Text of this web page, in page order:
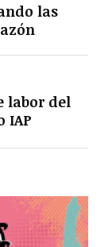
las
labor del
IAP